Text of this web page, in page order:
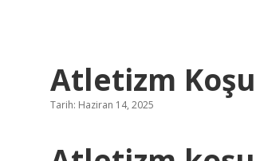
Atletizm
Tarih: Haziran 14, 2025